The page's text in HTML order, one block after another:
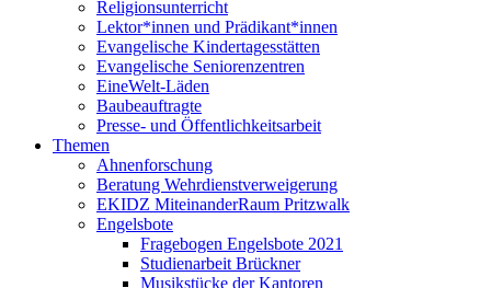
Religionsunterricht
Lektor*innen und Prädikant*innen
Evangelische Kindertagesstätten
Evangelische Seniorenzentren
EineWelt-Läden
Baubeauftragte
Presse- und Öffentlichkeitsarbeit
Themen
Ahnenforschung
Beratung Wehrdienstverweigerung
EKIDZ MiteinanderRaum Pritzwalk
Engelsbote
Fragebogen Engelsbote 2021
Studienarbeit Brückner
Musikstücke der Kantoren